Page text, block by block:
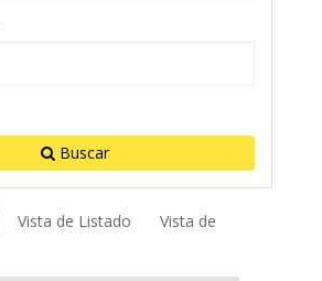
Buscar
Vista de Listado
Vista de